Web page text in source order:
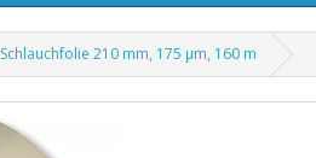
Schlauchfolie 210 mm, 175 µm, 160 m